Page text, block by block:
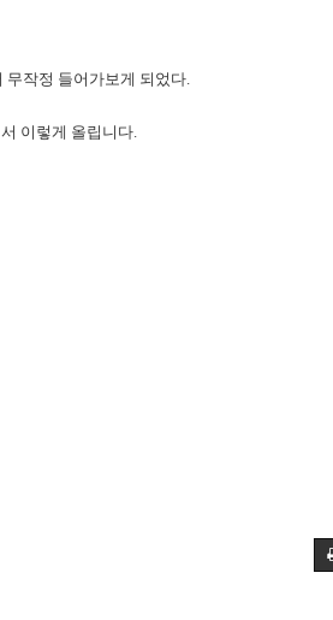
무작정 들어가보게 되었다.
이렇게 올립니다.